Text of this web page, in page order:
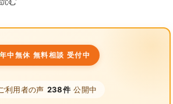
中無休 無料相談 受付中
ご利用者の声 238件 公開中